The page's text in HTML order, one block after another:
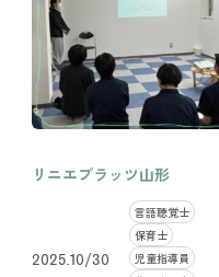
リニエプラッツ山形
2025.10/30
言語聴覚士
保育士
児童指導員